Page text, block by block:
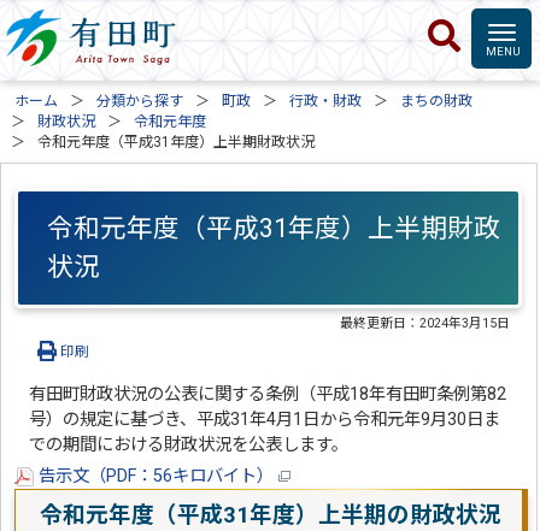
ホーム 分類から探す 町政 行政・財政
まちの財政
財政状況
令和元年度
令和元年度（平成31年度）上半期財政状況
令和元年度（平成31年度）上半期財政
状況
最終更新日：2024年3月15日
印刷
有田町財政状況の公表に関する条例（平成18年有田町条例第82
号）の規定に基づき、平成31年4月1日から令和元年9月30日ま
での期間における財政状況を公表します。
告示文（PDF：56キロバイト）
令和元年度（平成31年度）上半期の財政状況